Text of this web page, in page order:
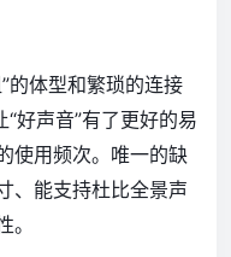
的体型和繁琐的连接
好声音”有了更好的易
使用频次。唯一的缺
、能支持杜比全景声